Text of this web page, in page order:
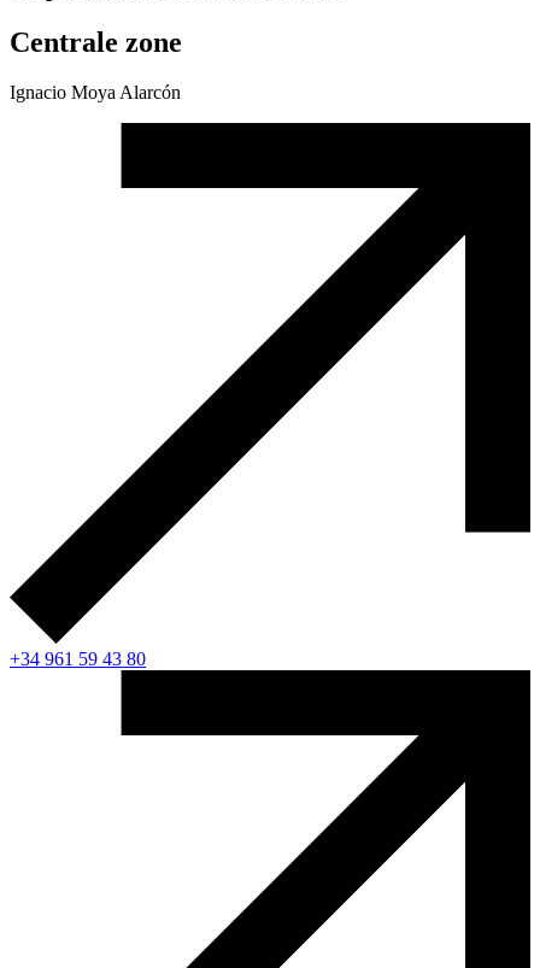
Centrale zone
Ignacio Moya Alarcón
+34 961 59 43 80